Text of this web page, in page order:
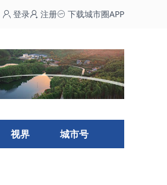
登录 注册 下载城市圈APP
视界 城市号